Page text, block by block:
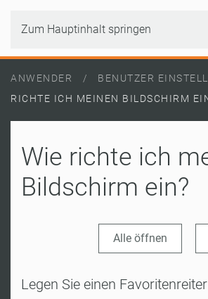
Zum Hauptinhalt springen
ANWENDER BENUTZER
RICHTE ICH MEINEN BILDSCHIRM
Wie richte ich
Bildschirm ein?
Alle öffnen
Legen Sie einen